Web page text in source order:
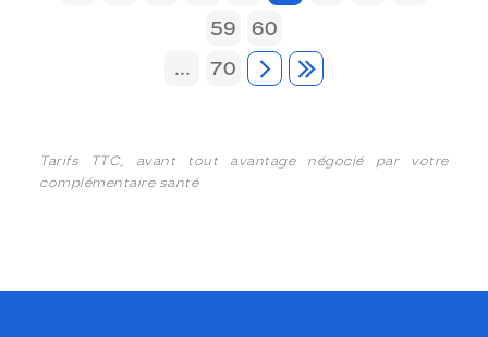
59
60
...
70
Tarifs TTC, avant tout avantage négocié par votre
complémentaire santé